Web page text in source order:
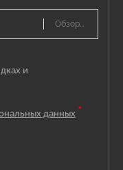
и
данных *